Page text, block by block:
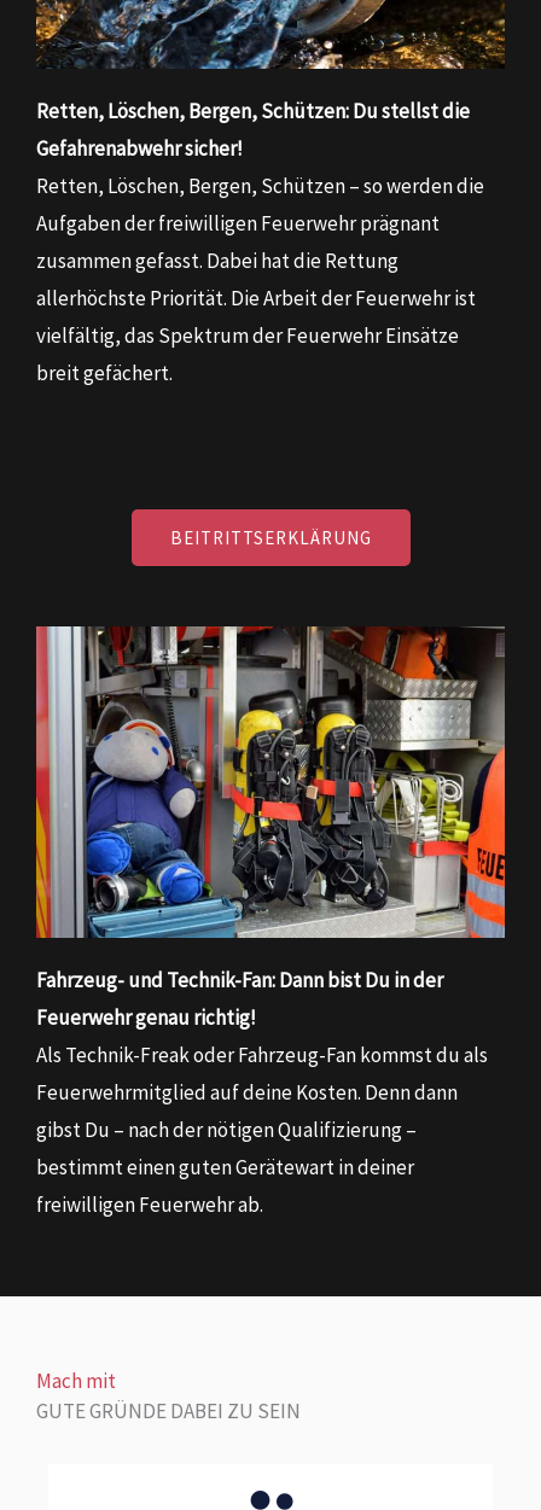
Retten, Löschen, Bergen, Schützen: Du stellst die
Gefahrenabwehr sicher!
Retten, Löschen, Bergen, Schützen – so werden die
Aufgaben der freiwilligen Feuerwehr prägnant
zusammen gefasst. Dabei hat die Rettung
allerhöchste Priorität. Die Arbeit der Feuerwehr ist
vielfältig, das Spektrum der Feuerwehr Einsätze
breit gefächert.
BEITRITTSERKLÄRUNG
Fahrzeug- und Technik-Fan: Dann bist Du in der
Feuerwehr genau richtig!
Als Technik-Freak oder Fahrzeug-Fan kommst du als
Feuerwehrmitglied auf deine Kosten. Denn dann
gibst Du – nach der nötigen Qualifizierung –
bestimmt einen guten Gerätewart in deiner
freiwilligen Feuerwehr ab.
Mach mit
GUTE GRÜNDE DABEI ZU SEIN